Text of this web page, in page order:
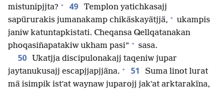
mistunipjjta? + 49 Templon yatichkasajj
sapürurakis jumanakamp chikäskayätjjä, + ukampis
janiw katuntapkistati. Cheqansa Qellqatanakan
phoqasiñapatakiw ukham pasi” + sasa.
50
Ukatjja discipulonakajj taqeniw jupar
jaytanukusajj escapjjapjjäna. + 51
Suma linot lurat
mä isimpik istʼat waynaw juparojj jakʼat arktarakïna,